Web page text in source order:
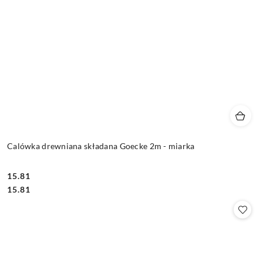
Calówka drewniana składana Goecke 2m - miarka
Cena:
15.81
Cena:
15.81